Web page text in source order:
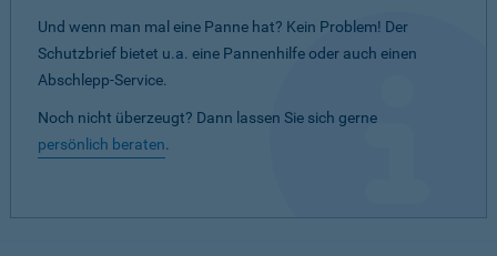
Und wenn man mal eine Panne hat? Kein Problem! Der
Schutzbrief bietet u.a. eine Pannenhilfe oder auch einen
Abschlepp-Service.
Noch nicht überzeugt? Dann lassen Sie sich gerne
persönlich beraten.